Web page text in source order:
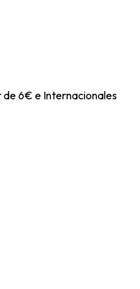
de 6€ e Internacionales